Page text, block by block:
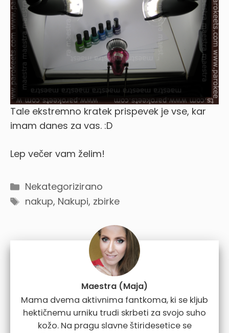
Tale ekstremno kratek prispevek je vse, kar
imam danes za vas. :D
Lep večer vam želim!
Categories
Nekategorizirano
Tags
nakup, Nakupi, zbirke
Maestra (Maja)
Mama dvema aktivnima fantkoma, ki se kljub
hektičnemu urniku trudi skrbeti za svojo suho
kožo. Na pragu slavne štiridesetice se